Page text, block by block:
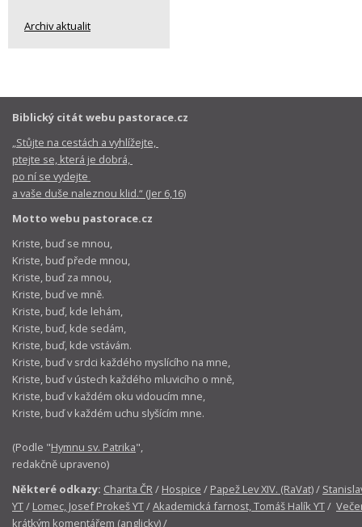
Archiv aktualit
Biblický citát webu pastorace.cz
„Stůjte na cestách a vyhlížejte,
ptejte se, která je dobrá,
po ní se vydejte
a vaše duše naleznou klid.“ (Jer 6,16)
Motto webu pastorace.cz
Kriste, buď se mnou,
Kriste, buď přede mnou,
Kriste, buď za mnou,
Kriste, buď ve mně.
Kriste, buď, kde lehám,
Kriste, buď, kde sedám,
Kriste, buď, kde vstávám.
Kriste, buď v srdci každého myslícího na mne,
Kriste, buď v ústech každého mluvicího o mně,
Kriste, buď v každém oku vidoucím mne,
Kriste, buď v každém uchu slyšícím mne.
(Podle "Hymnu sv. Patrika",
redakčně upraveno)
Některé odkazy: Charita ČR/ Hospice / Papež Lev XIV. (RaVat)/
YT/ Lomec, Josef Prokeš YT/Akademická farnost, Tomáš Halík YT/
krátkým komentářem (anglicky)/